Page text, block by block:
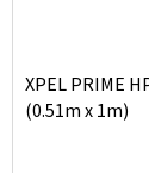
XPEL PRIME
(0.51m x 1m)